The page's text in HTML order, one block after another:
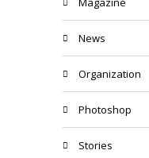
News
Organization
Photoshop
Stories